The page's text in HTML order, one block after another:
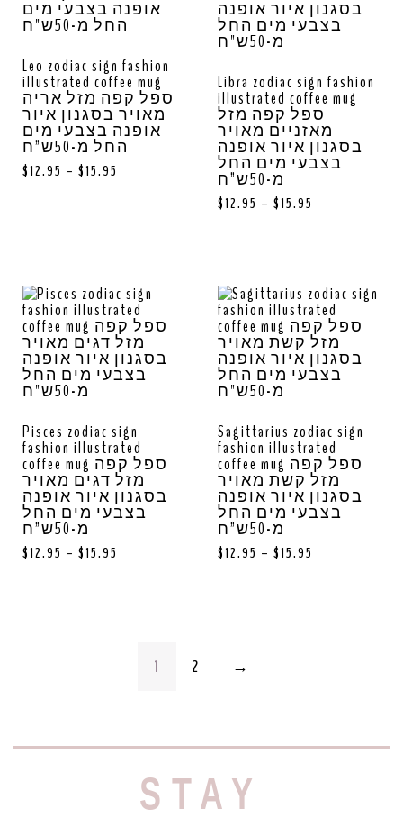
Leo zodiac sign fashion
illustrated coffee mug
ספל קפה מזל אריה
מאויר בסגנון איור
אופנה בצבעי מים
החל מ-50ש”ח
$ 12.95 – $ 15.95
Libra zodiac sign fashion
illustrated coffee mug
ספל קפה מזל
מאזניים מאויר
בסגנון איור אופנה
בצבעי מים החל
מ-50ש”ח
$ 12.95 – $ 15.95
Pisces zodiac sign
fashion illustrated
coffee mug ספל קפה
מזל דגים מאויר
בסגנון איור אופנה
בצבעי מים החל
מ-50ש”ח
$ 12.95 – $ 15.95
Sagittarius zodiac sign
fashion illustrated
coffee mug ספל קפה
מזל קשת מאויר
בסגנון איור אופנה
בצבעי מים החל
מ-50ש”ח
$ 12.95 – $ 15.95
1 2 →
STAY